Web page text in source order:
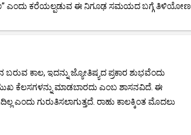
ಎಂದು ಕರೆಯಲ್ಪಡುವ ಈ ನಿಗೂಢ ಸಮಯದ ಬಗ್ಗೆ ತಿಳಿಯೋಣ.
ಕಾಲ, ಇದನ್ನು ಜ್ಯೋತಿಷ್ಯದ ಪ್ರಕಾರ ಶುಭವೆಂದು
ಕೆಲಸಗಳನ್ನು ಮಾಡಬಾರದು ಎಂಬ ಶಾಸನವಿದೆ. ಈ
ಎಂದು ಗುರುತಿಸಲಾಗುತ್ತದೆ. ರಾಹು ಕಾಲಕ್ಕಿಂತ ಮೊದಲು